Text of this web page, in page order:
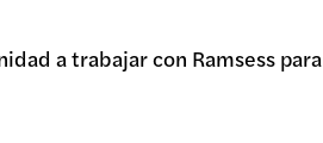
a trabajar con Ramsess para